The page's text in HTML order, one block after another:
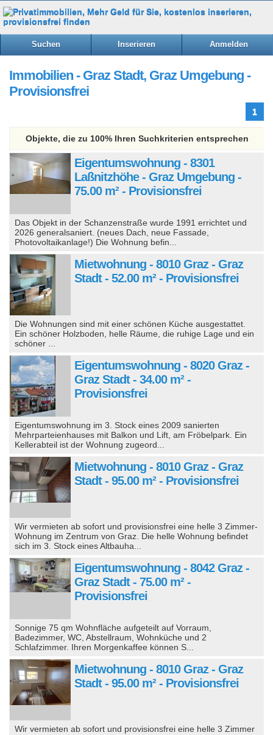
Suchen Inserieren Anmelden
Immobilien - Graz Stadt, Graz Umgebung -
Provisionsfrei
1
Objekte, die zu 100% Ihren Suchkriterien entsprechen
Eigentumswohnung - 8301
Laßnitzhöhe - Graz Umgebung -
75.00 m² - Provisionsfrei
Das Objekt in der Schanzenstraße wurde 1991 errichtet und
2026 generalsaniert. (neues Dach, neue Fassade,
Photovoltaikanlage!) Die Wohnung befin...
Mietwohnung - 8010 Graz - Graz
Stadt - 52.00 m² - Provisionsfrei
Die Wohnungen sind mit einer schönen Küche ausgestattet.
Ein schöner Holzboden, helle Räume, die ruhige Lage und ein
schöner ...
Eigentumswohnung - 8020 Graz -
Graz Stadt - 34.00 m² -
Provisionsfrei
Eigentumswohnung im 3. Stock eines 2009 sanierten
Mehrparteienhauses mit Balkon und Lift, am Fröbelpark. Ein
Kellerabteil ist der Wohnung zugeord...
Mietwohnung - 8010 Graz - Graz
Stadt - 95.00 m² - Provisionsfrei
Wir vermieten ab sofort und provisionsfrei eine helle 3 Zimmer-
Wohnung im Zentrum von Graz. Die helle Wohnung befindet
sich im 3. Stock eines Altbauha...
Eigentumswohnung - 8042 Graz -
Graz Stadt - 75.00 m² -
Provisionsfrei
Sonnige 75 qm Wohnfläche aufgeteilt auf Vorraum,
Badezimmer, WC, Abstellraum, Wohnküche und 2
Schlafzimmer. Ihren Morgenkaffee können S...
Mietwohnung - 8010 Graz - Graz
Stadt - 95.00 m² - Provisionsfrei
Wir vermieten ab sofort und provisionsfrei eine helle 3 Zimmer